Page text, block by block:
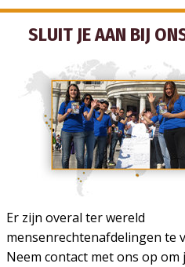
JE OP UPDATES EN
SLUIT JE AAN BIJ
Er zijn overal ter wereld
mensenrechtenafdelingen te
Neem contact met ons op om